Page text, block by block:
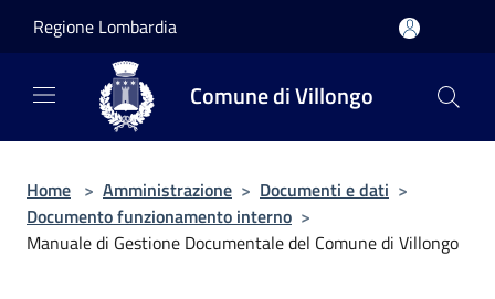
Regione Lombardia
Comune di Villongo
Home > Amministrazione > Documenti e dati >
Documento funzionamento interno >
Manuale di Gestione Documentale del Comune di Villongo